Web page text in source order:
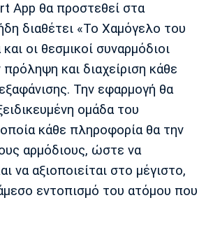
App θα προστεθεί στα
διαθέτει «Το Χαμόγελο του
οι θεσμικοί συναρμόδιοι
πρόληψη και διαχείριση κάθε
Την εφαρμογή θα
ομάδα του
κάθε πληροφορία θα την
αρμόδιους, ώστε να
να αξιοποιείται στο μέγιστο,
εντοπισμό του ατόμου που